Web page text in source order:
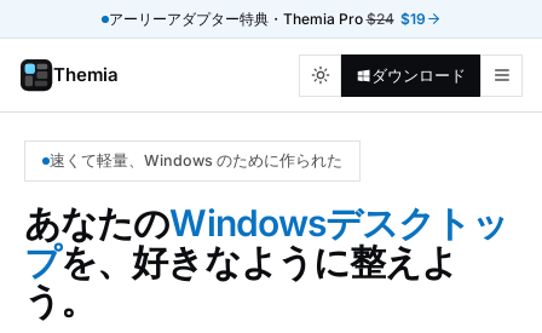
アーリーアダプター特典・Themia Pro$24 $19
Themia ダウンロード
速くて軽量、Windows のために作られた
あなたのWindowsデスクトッ
プを、好きなように整えよ
う。